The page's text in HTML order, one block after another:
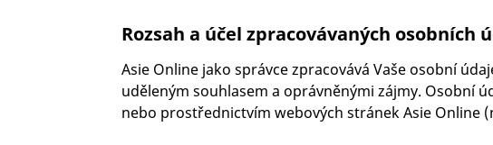
Rozsah a účel zpracovávaných osobních
Asie Online jako správce zpracovává Vaše osobní
uděleným souhlasem a oprávněnými zájmy. Osobní
nebo prostřednictvím webových stránek Asie